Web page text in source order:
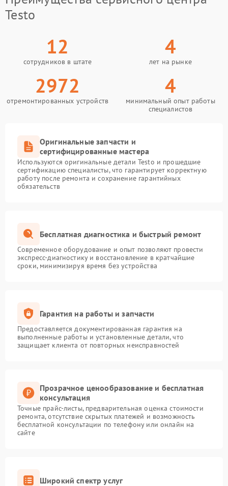
Testo
12
сотрудников в штате
4
лет на рынке
2972
отремонтированных устройств
4
минимальный опыт работы
специалистов
Оригинальные запчасти и
сертифицированные мастера
Используются оригинальные детали Testo и прошедшие
сертификацию специалисты, что гарантирует корректную
работу после ремонта и сохранение гарантийных
обязательств
Бесплатная диагностика и быстрый ремонт
Современное оборудование и опыт позволяют провести
экспресс-диагностику и восстановление в кратчайшие
сроки, минимизируя время без устройства
Гарантия на работы и запчасти
Предоставляется документированная гарантия на
выполненные работы и установленные детали, что
защищает клиента от повторных неисправностей
Прозрачное ценообразование и бесплатная
консультация
Точные прайс-листы, предварительная оценка стоимости
ремонта, отсутствие скрытых платежей и возможность
бесплатной консультации по телефону или онлайн на
сайте
Широкий спектр услуг